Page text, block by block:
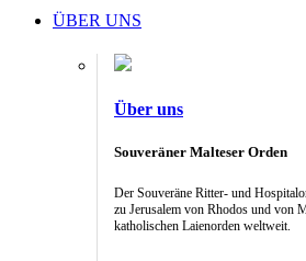
ÜBER UNS
Über uns
Souveräner Malteser Orden
Der Souveräne Ritter- und
zu Jerusalem von Rhodos und von
katholischen Laienorden weltweit.